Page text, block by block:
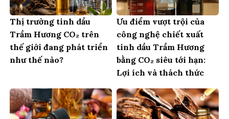
Thị trường tinh dầu
Trầm Hương CO₂ trên
thế giới đang phát triển
như thế nào?
Ưu điểm vượt trội của
công nghệ chiết xuất
tinh dầu Trầm Hương
bằng CO₂ siêu tới hạn:
Lợi ích và thách thức